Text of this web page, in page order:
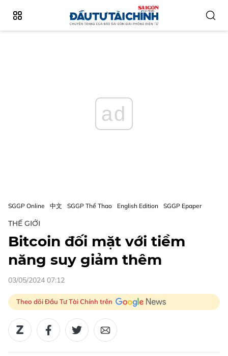
ad
SGGP Online 中文 SGGP Thể Thao English Edition SGGP Epaper
THẾ GIỚI
Bitcoin đối mặt với tiềm
năng suy giảm thêm
03/05/2024 07:12
Theo dõi Đầu Tư Tài Chính trên